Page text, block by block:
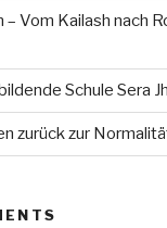
Vom Kailash nach
Schule Sera
zurück zur